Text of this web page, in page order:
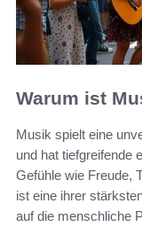
Warum ist
Musik spielt eine
und hat tiefgreifende
Gefühle wie Freude,
ist eine ihrer
auf die menschliche